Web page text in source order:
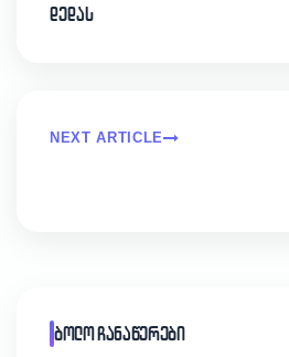
დედას
NEXT ARTICLE
ბოლო ჩანაწერები